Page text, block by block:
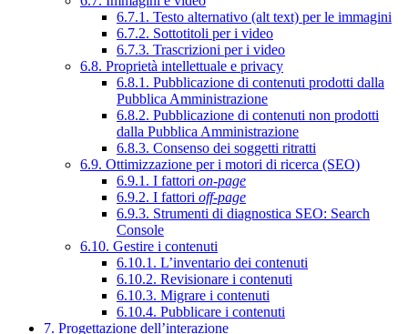
6.7.1. Testo alternativo (alt text) per le immagini
6.7.2. Sottotitoli per i video
6.7.3. Trascrizioni per i video
6.8. Proprietà intellettuale e privacy
6.8.1. Pubblicazione di contenuti prodotti dalla
Pubblica Amministrazione
6.8.2. Pubblicazione di contenuti non prodotti
dalla Pubblica Amministrazione
6.8.3. Consenso dei soggetti ritratti
6.9. Ottimizzazione per i motori di ricerca (SEO)
6.9.1. I fattori on-page
6.9.2. I fattori off-page
6.9.3. Strumenti di diagnostica SEO: Search
Console
6.10. Gestire i contenuti
6.10.1. L’inventario dei contenuti
6.10.2. Revisionare i contenuti
6.10.3. Migrare i contenuti
6.10.4. Pubblicare i contenuti
7. Progettazione dell’interazione